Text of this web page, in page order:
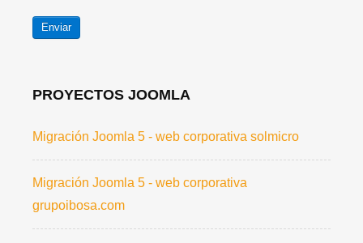
Enviar
PROYECTOS JOOMLA
Migración Joomla 5 - web corporativa solmicro
Migración Joomla 5 - web corporativa
grupoibosa.com